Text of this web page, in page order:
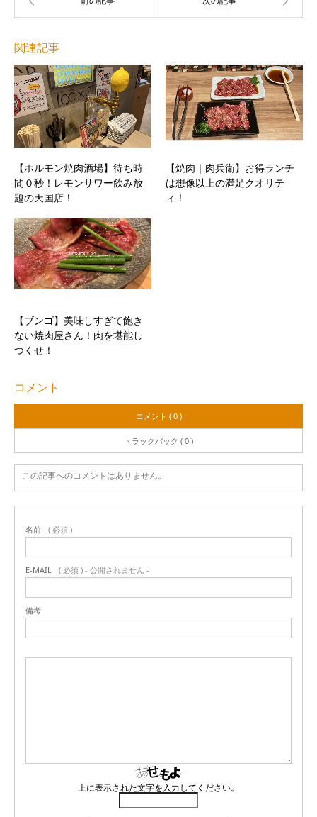
関連記事
【ホルモン焼肉酒場】待ち時
間０秒！レモンサワー飲み放
題の天国店！
【焼肉｜肉兵衛】お得ランチ
は想像以上の満足クオリテ
ィ！
【ブンゴ】美味しすぎて飽き
ない焼肉屋さん！肉を堪能し
つくせ！
コメント
コメント ( 0 )
トラックバック ( 0 )
この記事へのコメントはありません。
名前 ( 必須 )
E-MAIL ( 必須 ) - 公開されません -
備考
上に表示された文字を入力してください。